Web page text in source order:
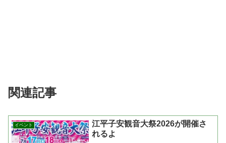
関連記事
イベント
江平子安観音大祭2026が開催さ
れるよ